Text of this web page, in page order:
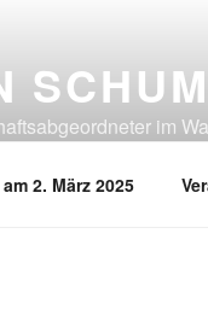
im
2. März 2025